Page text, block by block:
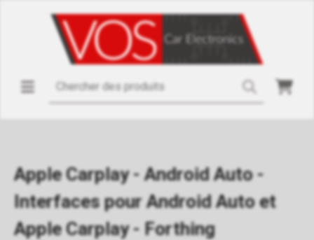
Apple Carplay - Android Auto -
Interfaces pour Android Auto et
Apple Carplay - Forthing